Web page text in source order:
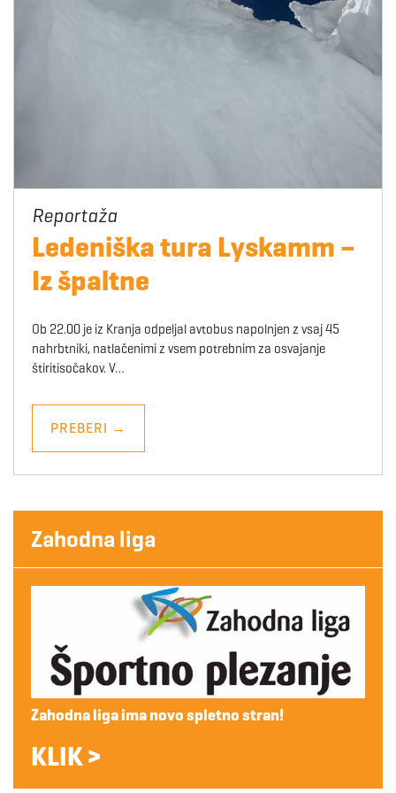
Ledeniška tura Lyskamm –
Iz špaltne
Ob 22.00 je iz Kranja odpeljal avtobus napolnjen z vsaj 45
nahrbtniki, natlačenimi z vsem potrebnim za osvajanje
štiritisočakov. V…
PREBERI →
Zahodna liga
Zahodna liga ima novo spletno stran!
KLIK >